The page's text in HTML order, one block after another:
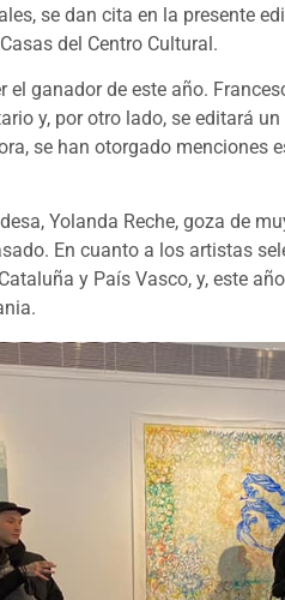
se dan cita en la presente
del Centro Cultural.
el ganador de este año.
y, por otro lado, se editará
se han otorgado menciones
Yolanda Reche, goza de
En cuanto a los artistas
y País Vasco, y, este